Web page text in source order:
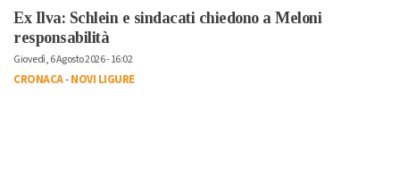
Ex Ilva: Schlein e sindacati chiedono a Meloni
responsabilità
Giovedì, 6 Agosto 2026 - 16:02
CRONACA-NOVI LIGURE